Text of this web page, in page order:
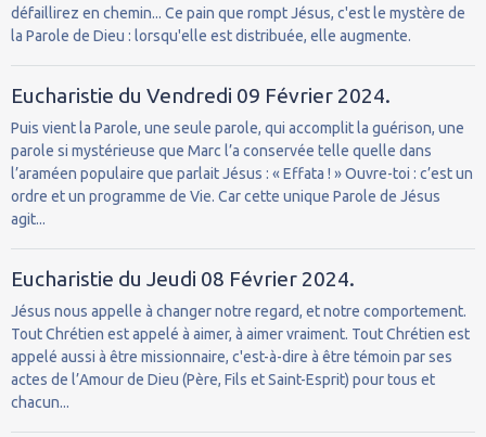
défaillirez en chemin... Ce pain que rompt Jésus, c'est le mystère de
la Parole de Dieu : lorsqu'elle est distribuée, elle augmente.
Eucharistie du Vendredi 09 Février 2024.
Puis vient la Parole, une seule parole, qui accomplit la guérison, une
parole si mystérieuse que Marc l’a conservée telle quelle dans
l’araméen populaire que parlait Jésus : « Effata ! » Ouvre-toi : c’est un
ordre et un programme de Vie. Car cette unique Parole de Jésus
agit...
Eucharistie du Jeudi 08 Février 2024.
Jésus nous appelle à changer notre regard, et notre comportement.
Tout Chrétien est appelé à aimer, à aimer vraiment. Tout Chrétien est
appelé aussi à être missionnaire, c'est-à-dire à être témoin par ses
actes de l’Amour de Dieu (Père, Fils et Saint-Esprit) pour tous et
chacun...